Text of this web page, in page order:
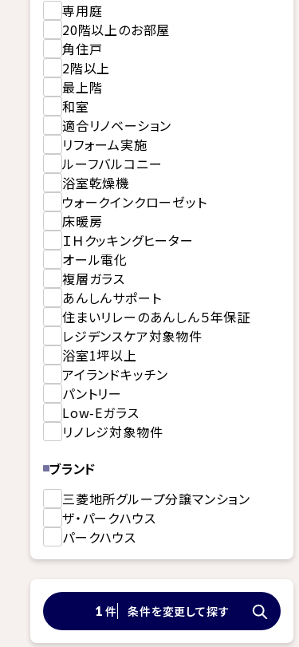
専用庭
20階以上のお部屋
角住戸
2階以上
最上階
和室
適合リノベーション
リフォーム実施
ルーフバルコニー
浴室乾燥機
ウォークインクローゼット
床暖房
ＩＨクッキングヒーター
オール電化
複層ガラス
あんしんサポート
住まいリレーのあんしん５年保証
レジデンスケア対象物件
浴室1坪以上
アイランドキッチン
パントリー
Low-Eガラス
リノレジ対象物件
ブランド
三菱地所グループ分譲マンション
ザ・パークハウス
パークハウス
1 件 条件を変更して探す